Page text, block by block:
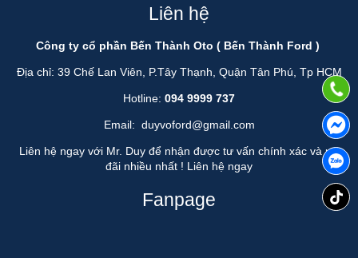
Liên hệ
Công ty cổ phần Bến Thành Oto ( Bến Thành Ford )
Địa chỉ: 39 Chế Lan Viên, P.Tây Thạnh, Quận Tân Phú, Tp HCM
Hotline: 094 9999 737
Email: duyvoford@gmail.com
Liên hệ ngay với Mr. Duy để nhận được tư vấn chính xác và ưu
đãi nhiều nhất ! Liên hệ ngay
Fanpage